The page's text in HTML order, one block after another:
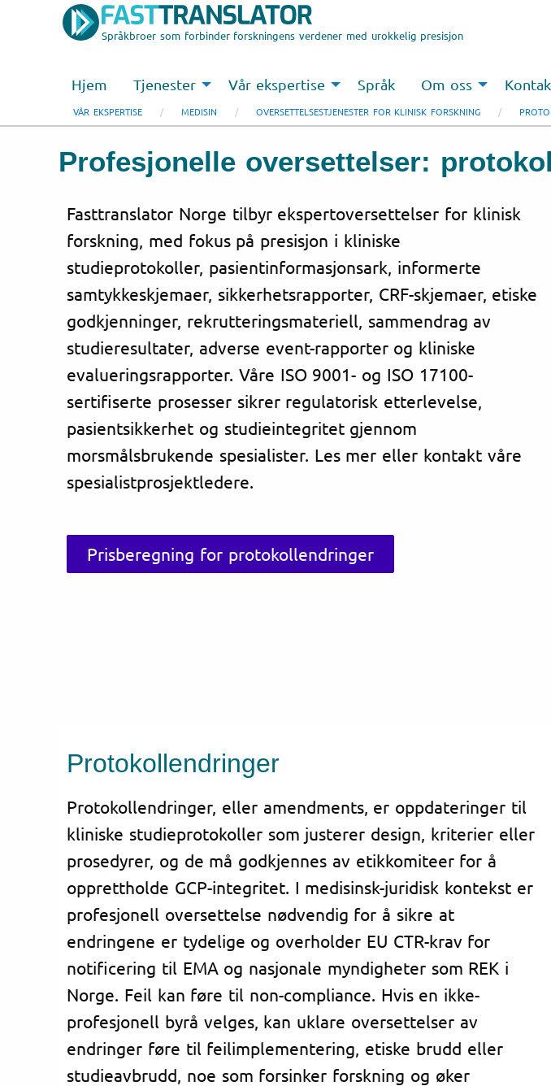
Språkbroer som forbinder forskningens verdener med urokkelig presisjon
Hjem Tjenester Vår ekspertise Språk Om oss
VÅR EKSPERTISE MEDISIN OVERSETTELSESTJENESTER FOR KLINISK FORSKNING
Profesjonelle oversettelser:
Fasttranslator Norge tilbyr ekspertoversettelser for klinisk
forskning, med fokus på presisjon i kliniske
studieprotokoller, pasientinformasjonsark, informerte
samtykkeskjemaer, sikkerhetsrapporter, CRF-skjemaer, etiske
godkjenninger, rekrutteringsmateriell, sammendrag av
studieresultater, adverse event-rapporter og kliniske
evalueringsrapporter. Våre ISO 9001- og ISO 17100-
sertifiserte prosesser sikrer regulatorisk etterlevelse,
pasientsikkerhet og studieintegritet gjennom
morsmålsbrukende spesialister. Les mer eller kontakt våre
spesialistprosjektledere.
Prisberegning for protokollendringer
Protokollendringer
Protokollendringer, eller amendments, er oppdateringer til
kliniske studieprotokoller som justerer design, kriterier eller
prosedyrer, og de må godkjennes av etikkomiteer for å
opprettholde GCP-integritet. I medisinsk-juridisk kontekst er
profesjonell oversettelse nødvendig for å sikre at
endringene er tydelige og overholder EU CTR-krav for
notificering til EMA og nasjonale myndigheter som REK i
Norge. Feil kan føre til non-compliance. Hvis en ikke-
profesjonell byrå velges, kan uklare oversettelser av
endringer føre til feilimplementering, etiske brudd eller
studieavbrudd, noe som forsinker forskning og øker